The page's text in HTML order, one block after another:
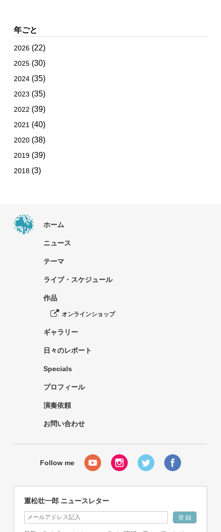
年ごと
2026 (22)
2025 (30)
2024 (35)
2023 (35)
2022 (39)
2021 (40)
2020 (38)
2019 (39)
2018 (3)
ホーム
ニュース
テーマ
ライブ・スケジュール
作品
オンラインショップ
ギャラリー
日々のレポート
Specials
プロフィール
演奏依頼
お問い合わせ
重松壮一郎 ニュースレター